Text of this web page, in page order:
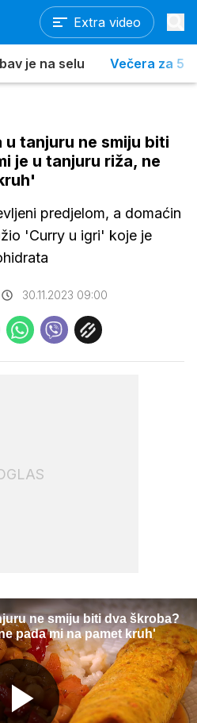
Extra video
je na selu Večera za 5
tanjuru ne smiju biti
je u tanjuru riža, ne
predjelom, a domaćin
'Curry u igri' koje je
30.11.2023 09:00
ne smiju biti dva škroba?
pada mi na pamet kruh'